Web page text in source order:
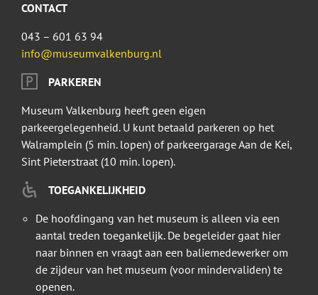
CONTACT
043 – 601 63 94
info@museumvalkenburg.nl
PARKEREN
Museum Valkenburg heeft geen eigen
parkeergelegenheid. U kunt betaald parkeren op het
Walramplein (5 min. lopen) of parkeergarage Aan de Kei,
Sint Pieterstraat (10 min. lopen).
TOEGANKELIJKHEID
De hoofdingang van het museum is alleen via een
aantal treden toegankelijk. De begeleider gaat hier
naar binnen en vraagt aan een baliemedewerker om
de zijdeur van het museum (voor mindervaliden) te
openen.